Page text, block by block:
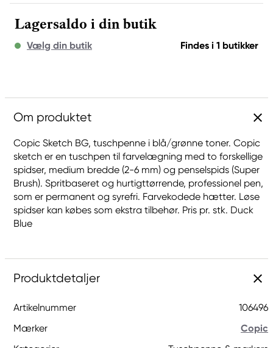
Lagersaldo i din butik
Vælg din butik Findes i 1 butikker
Om produktet
Copic Sketch BG, tuschpenne i blå/grønne toner. Copic
sketch er en tuschpen til farvelægning med to forskellige
spidser, medium bredde (2-6 mm) og penselspids (Super
Brush). Spritbaseret og hurtigttørrende, professionel pen,
som er permanent og syrefri. Farvekodede hætter. Løse
spidser kan købes som ekstra tilbehør. Pris pr. stk. Duck
Blue
Produktdetaljer
Artikelnummer
106496
Mærker
Copic